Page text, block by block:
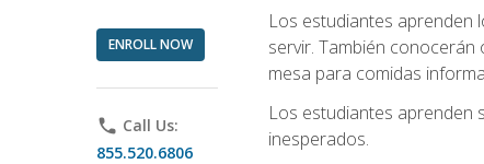
ENROLL NOW
phone Call Us:
855.520.6806
Los estudiantes aprenden
servir. También
mesa para comidas
Los estudiantes aprenden
inesperados.